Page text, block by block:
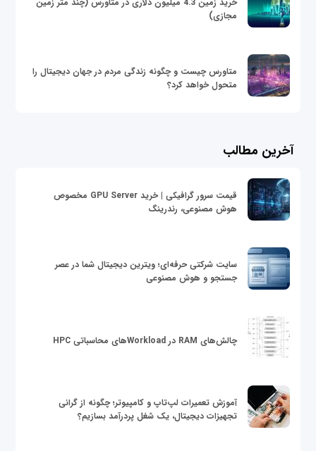
مجازی)
متاورس چیست و چگونه زندگی مردم در جهان دیجیتال را
متحول خواهد کرد؟
آخرین مطالب
قیمت سرور گرافیکی | خرید GPU Server مخصوص
هوش مصنوعی، رندرینگ
سایت شرکتی حرفه‌ای؛ ویترین دیجیتال شما در عصر
جستجو و هوش مصنوعی
چالش‌های RAM در Workloadهای محاسباتی HPC
آموزش تعمیرات لپ‌تاپ و کامپیوتر؛ چگونه از گرانی
تجهیزات دیجیتال، یک شغل پردرآمد بسازیم؟